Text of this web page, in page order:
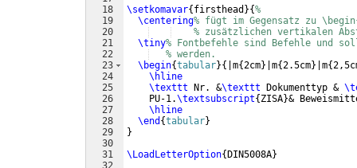
18
19
20
21
22
23
24
25
26
27
28
29
30
31
\setkomavar{ firsthead }{%
\centering% fügt im Gegensatz zu
% zusätzlichen vertikalen
\tiny% Fontbefehle sind Befehle und
% werden.
\begin{tabular}{ |m{2cm} |m{2.5cm} |m{
\hline
\texttt Nr. &\texttt Dokumenttyp &
    PU-1.
\textsubscript{ ZISA}&
\hline
\end {tabular}
}
\LoadLetterOption{ DIN5008A}